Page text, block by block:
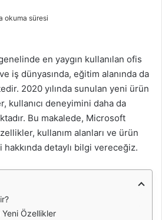
okuma süresi
en yaygın kullanılan ofis
iş dünyasında, eğitim alanında da
2020 yılında sunulan yeni ürün
kullanıcı deneyimini daha da
Bu makalede, Microsoft
kullanım alanları ve ürün
hakkında detaylı bilgi vereceğiz.
Yeni Özellikler